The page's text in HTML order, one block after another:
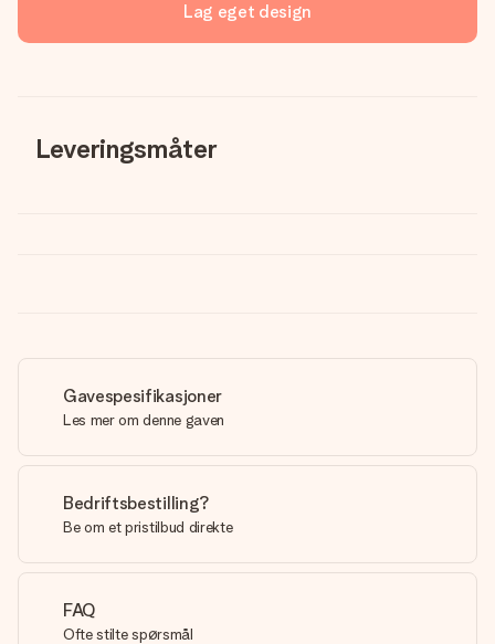
Lag eget design
Leveringsmåter
Gavespesifikasjoner
Les mer om denne gaven
Bedriftsbestilling?
Be om et pristilbud direkte
FAQ
Ofte stilte spørsmål